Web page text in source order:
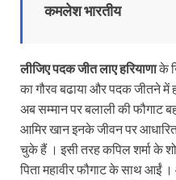
कमलेश भारतीय
लीजिए पदक जीत लाए हरियाणाके
का गौरव बढाया और पदक जीतने
अब सम्मान पर बलाली की फौगाट
आमिर खान इनके जीवन पर
चुके हैं । इसी तरह कपिल शर्मा के
पिता महावीर फौगाट के साथ आईं